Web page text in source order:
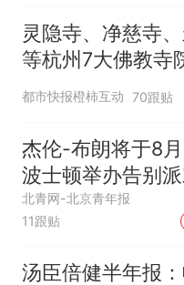
灵隐寺、净慈寺
等杭州7大佛教寺
临时关闭，别跑空
都市快报橙柿互动 70跟贴
杰伦-布朗将于8
波士顿举办告别
北青网-北京青年报
11跟贴
汤臣倍健半年报